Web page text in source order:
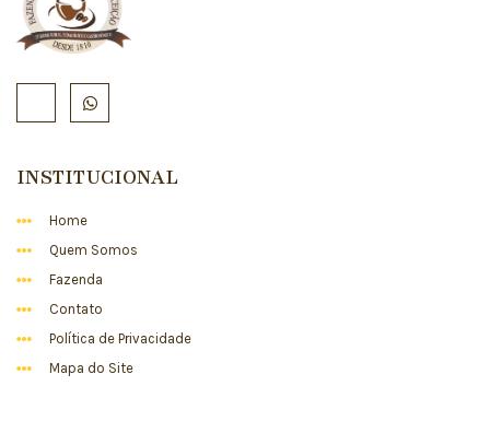
INSTITUCIONAL
Home
Quem Somos
Fazenda
Contato
Política de Privacidade
Mapa do Site